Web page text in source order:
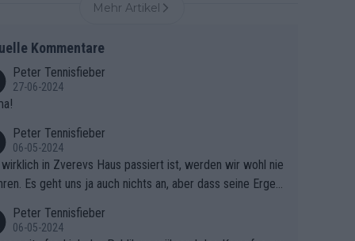
Mehr Artikel
Kommentare
Peter Tennisfieber
27-06-2024
Peter Tennisfieber
06-05-2024
wirklich in Zverevs Haus passiert ist, werden wir wohl nie
Es geht uns ja auch nichts an, aber dass seine Ergeb
Peter Tennisfieber
06-05-2024